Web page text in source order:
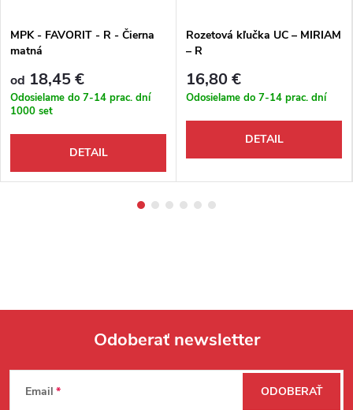
MPK - FAVORIT - R - Čierna
matná
od 18,45 €
Odosielame do 7-14 prac. dní
1000 set
DETAIL
Rozetová kľučka UC – MIRIAM
– R
16,80 €
Odosielame do 7-14 prac. dní
DETAIL
Zápätie
Odoberať newsletter
Email ODOBERAŤ